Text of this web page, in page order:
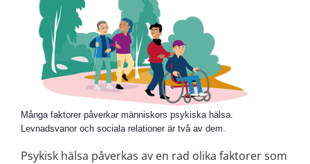
Många faktorer påverkar människors psykiska hälsa.
Levnadsvanor och sociala relationer är två av dem.
Psykisk hälsa påverkas av en rad olika faktorer som